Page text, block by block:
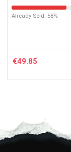
Already Sold: 58%
€49.85